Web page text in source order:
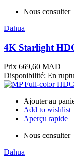
Nous consulter
Dahua
4K Starlight
Prix 669,60 MAD
Disponibilité: En
Ajouter au
Add to wishlist
Aperçu rapide
Nous consulter
Dahua